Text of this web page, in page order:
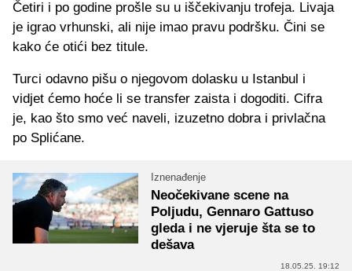
Četiri i po godine prošle su u iščekivanju trofeja. Livaja
je igrao vrhunski, ali nije imao pravu podršku. Čini se
kako će otići bez titule.
Turci odavno pišu o njegovom dolasku u Istanbul i
vidjet ćemo hoće li se transfer zaista i dogoditi. Cifra
je, kao što smo već naveli, izuzetno dobra i privlačna
po Splićane.
Iznenađenje
Neočekivane scene na
Poljudu, Gennaro Gattuso
gleda i ne vjeruje šta se to
dešava
18.05.25. 19:12